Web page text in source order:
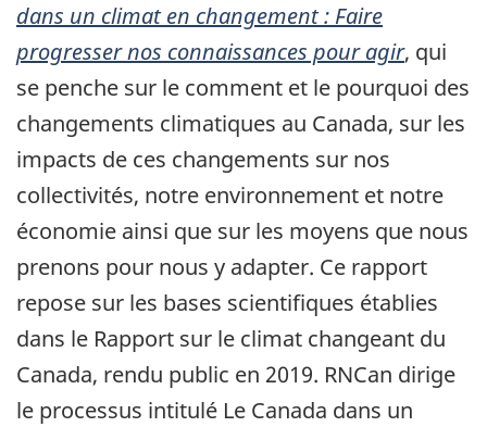
dans un climat en changement : Faire
progresser nos connaissances pour agir, qui
se penche sur le comment et le pourquoi des
changements climatiques au Canada, sur les
impacts de ces changements sur nos
collectivités, notre environnement et notre
économie ainsi que sur les moyens que nous
prenons pour nous y adapter. Ce rapport
repose sur les bases scientifiques établies
dans le Rapport sur le climat changeant du
Canada, rendu public en 2019. RNCan dirige
le processus intitulé Le Canada dans un